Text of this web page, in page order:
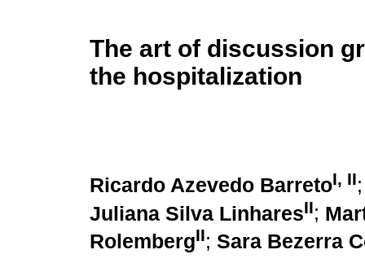
The art of discussion
the hospitalization
Ricardo Azevedo BarretoI, II
Juliana Silva LinharesII;
RolembergII; Sara Bezerra